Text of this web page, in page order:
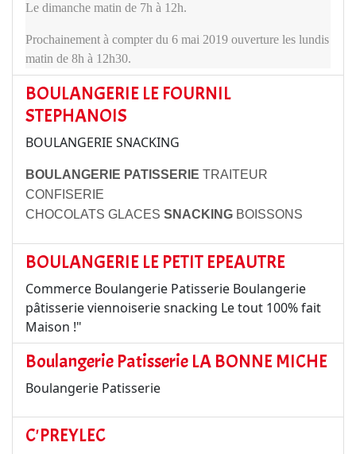
Le dimanche matin de 7h à 12h.
Prochainement à compter du 6 mai 2019 ouverture les lundis
matin de 8h à 12h30.
BOULANGERIE LE FOURNIL
STEPHANOIS
BOULANGERIE SNACKING
BOULANGERIE PATISSERIE TRAITEUR
CONFISERIE
CHOCOLATS GLACES SNACKING BOISSONS
BOULANGERIE LE PETIT EPEAUTRE
Commerce Boulangerie Patisserie Boulangerie
pâtisserie viennoiserie snacking Le tout 100% fait
Maison !"
Boulangerie Patisserie LA BONNE MICHE
Boulangerie Patisserie
C'PREYLEC